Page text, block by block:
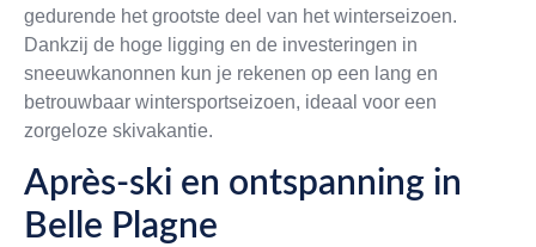
gedurende het grootste deel van het winterseizoen.
Dankzij de hoge ligging en de investeringen in
sneeuwkanonnen kun je rekenen op een lang en
betrouwbaar wintersportseizoen, ideaal voor een
zorgeloze skivakantie.
Après-ski en ontspanning in
Belle Plagne